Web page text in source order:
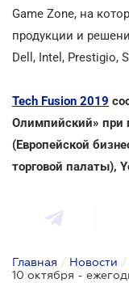
Game Zone, на
продукции и
Dell, Intel, Prestigio,
Tech Fusion 2019
Олимпийский» при
(Европейской
торговой палаты),
Главная / Новости /